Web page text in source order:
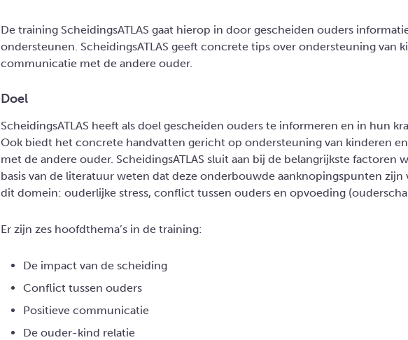
De training ScheidingsATLAS gaat hierop in door gescheiden ouders
ondersteunen. ScheidingsATLAS geeft concrete tips over ondersteuning van
communicatie met de andere ouder.
Doel
ScheidingsATLAS heeft als doel gescheiden ouders te informeren en in hun
Ook biedt het concrete handvatten gericht op ondersteuning van kinderen
met de andere ouder. ScheidingsATLAS sluit aan bij de belangrijkste factoren
basis van de literatuur weten dat deze onderbouwde aanknopingspunten
dit domein: ouderlijke stress, conflict tussen ouders en opvoeding
Er zijn zes hoofdthema’s in de training:
De impact van de scheiding
Conflict tussen ouders
Positieve communicatie
De ouder-kind relatie